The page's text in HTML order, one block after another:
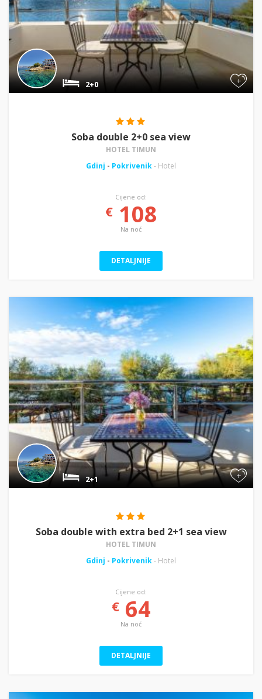
+
2+0
Soba double 2+0 sea view
HOTEL TIMUN
Gdinj - Pokrivenik- Hotel
Cijene od:
€108
Na noć
DETALJNIJE
+
2+1
Soba double with extra bed 2+1 sea view
HOTEL TIMUN
Gdinj - Pokrivenik- Hotel
Cijene od:
€64
Na noć
DETALJNIJE